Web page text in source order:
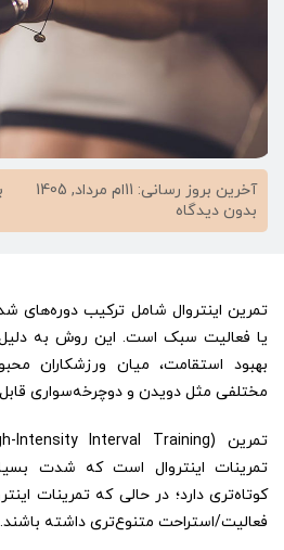
آخرین بروز رسانی: 11ام مرداد, 1405
بدون دیدگاه
تمرین
تفاوت
تمرین
و
اینتروال
تمرین اینتروال شامل ترکیب دوره‌های
یا فعالیت سبک است. این روش به دلیل
بهبود استقامت، میان ورزشکاران
مختلفی مثل دویدن و دوچرخه‌سواری
تمرینات اینتروال است که شدت
کوتاه‌تری دارد؛ در حالی که تمرینات
فعالیت/استراحت متنوع‌تری داشته باشند.